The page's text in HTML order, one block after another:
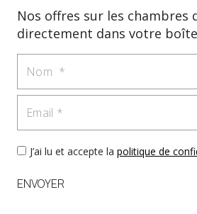
Nos offres sur les chambres
directement dans votre
J’ai lu et accepte la politique de
ENVOYER